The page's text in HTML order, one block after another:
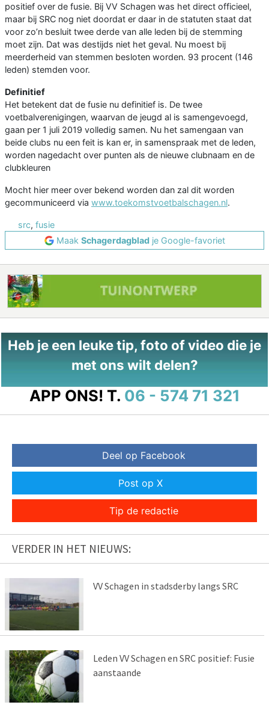
positief over de fusie. Bij VV Schagen was het direct officieel,
maar bij SRC nog niet doordat er daar in de statuten staat dat
voor zo’n besluit twee derde van alle leden bij de stemming
moet zijn. Dat was destijds niet het geval. Nu moest bij
meerderheid van stemmen besloten worden. 93 procent (146
leden) stemden voor.
Definitief
Het betekent dat de fusie nu definitief is. De twee
voetbalverenigingen, waarvan de jeugd al is samengevoegd,
gaan per 1 juli 2019 volledig samen. Nu het samengaan van
beide clubs nu een feit is kan er, in samenspraak met de leden,
worden nagedacht over punten als de nieuwe clubnaam en de
clubkleuren
Mocht hier meer over bekend worden dan zal dit worden
gecommuniceerd via www.toekomstvoetbalschagen.nl.
src, fusie
Maak Schagerdagbladje Google-favoriet
Heb je een leuke tip, foto of video die je
met ons wilt delen?
APP ONS! T. 06 - 574 71 321
Deel op Facebook
Post op X
Tip de redactie
VERDER IN HET NIEUWS:
VV Schagen in stadsderby langs SRC
Leden VV Schagen en SRC positief: Fusie
aanstaande